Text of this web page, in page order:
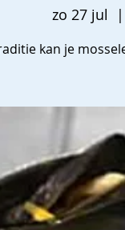
zo 27 jul
  |
kan je